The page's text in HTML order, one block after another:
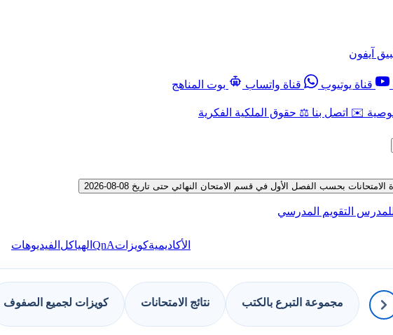
آيفون
قناة يوتيوب قناة واتساب
بوت المناهج
✉️ اتصل بنا ⚖️ حقوق الملكية الفكرية
بحسب الفصل الأول في قسم الامتحان النهائي حتى تاريخ 08-08-2026
التقويم المدرسي
الأكاديميةكويزاتQnA الهياكل الفيديوهات
مجموعة التبرع بالكتب نتائج الامتحانات كويزات لجميع الصفوف